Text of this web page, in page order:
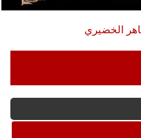
الخضيري